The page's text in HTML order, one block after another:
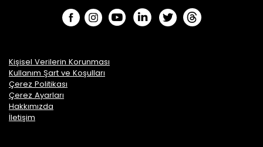
Kişisel Verilerin Korunması
Kullanım Şart ve Koşulları
Çerez Politikası
Çerez Ayarları
Hakkımızda
İletişim